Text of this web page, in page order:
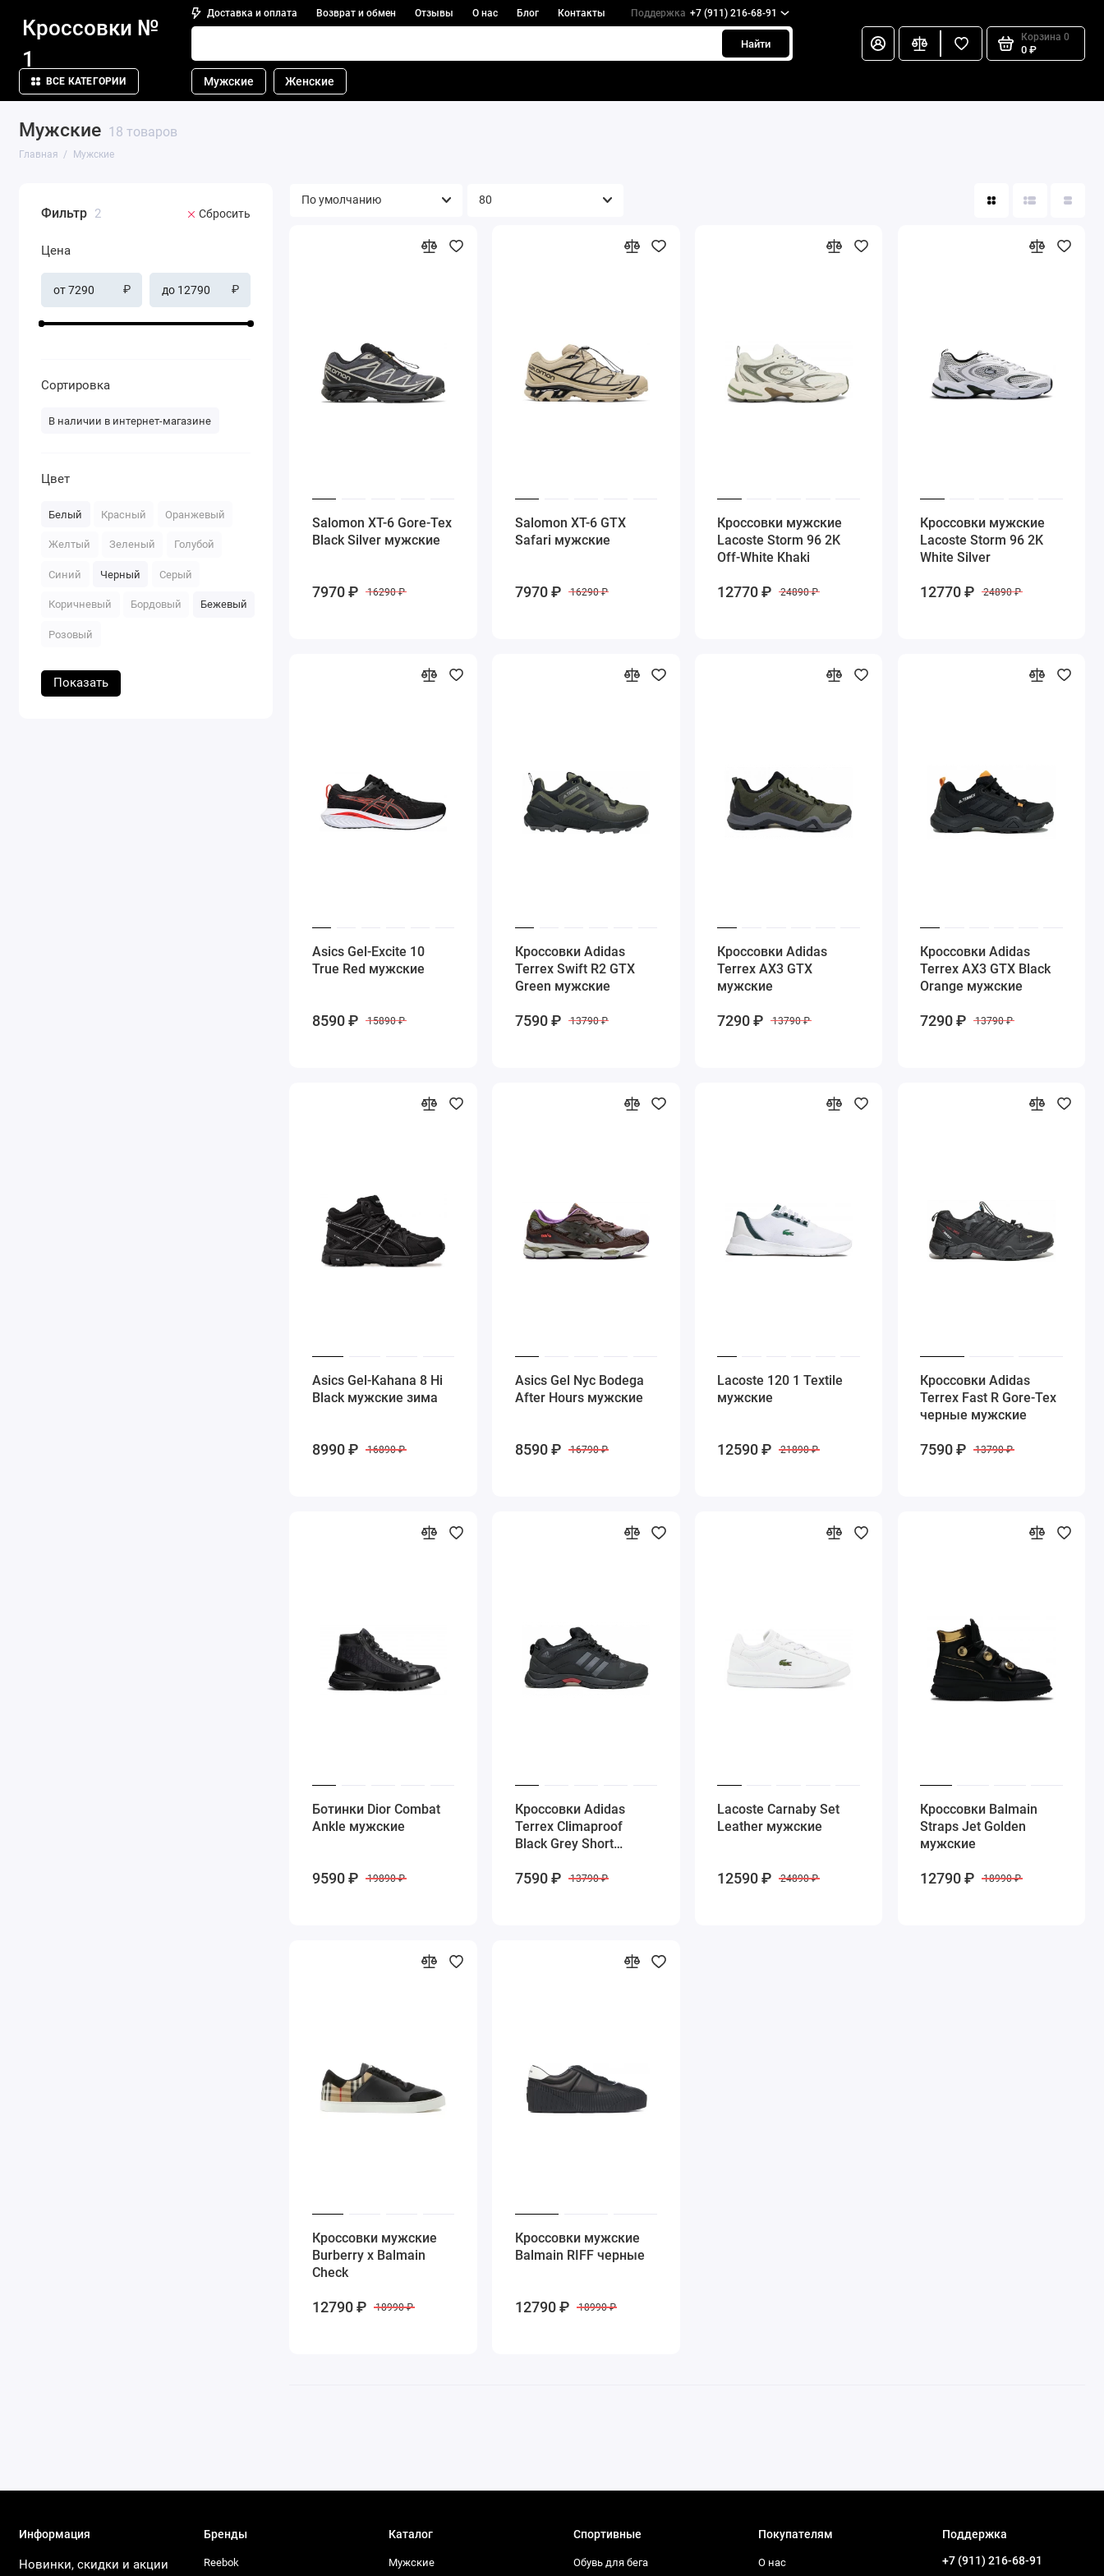
Доставка и оплата Возврат и обмен Отзывы О нас Блог Контакты Поддержка +7 (911) 216-68-91
Кроссовки №
1
Найти
Корзина 0
0 ₽
ВСЕ КАТЕГОРИИ Мужские Женские
Мужские 18 товаров
Главная Мужские
Фильтр 2 Сбросить
Цена
₽ ₽
Сортировка
В наличии в интернет-магазине
Цвет
Белый Красный Оранжевый
Желтый Зеленый Голубой
Синий Черный Серый
Коричневый Бордовый Бежевый
Розовый
Показать
Salomon XT-6 Gore-Tex
Black Silver мужские
7970 ₽ 16290 ₽
Salomon XT-6 GTX
Safari мужские
7970 ₽ 16290 ₽
Кроссовки мужские
Lacoste Storm 96 2K
Off-White Khaki
12770 ₽ 24890 ₽
Кроссовки мужские
Lacoste Storm 96 2K
White Silver
12770 ₽ 24890 ₽
Asics Gel-Excite 10
True Red мужские
8590 ₽ 15890 ₽
Кроссовки Adidas
Terrex Swift R2 GTX
Green мужские
7590 ₽ 13790 ₽
Кроссовки Adidas
Terrex AX3 GTX
мужские
7290 ₽ 13790 ₽
Кроссовки Adidas
Terrex AX3 GTX Black
Orange мужские
7290 ₽ 13790 ₽
Asics Gel-Kahana 8 Hi
Black мужские зима
8990 ₽ 16890 ₽
Asics Gel Nyc Bodega
After Hours мужские
8590 ₽ 16790 ₽
Lacoste 120 1 Textile
мужские
12590 ₽ 21890 ₽
Кроссовки Adidas
Terrex Fast R Gore-Tex
черные мужские
7590 ₽ 13790 ₽
Ботинки Dior Combat
Ankle мужские
9590 ₽ 19890 ₽
Кроссовки Adidas
Terrex Climaproof
Black Grey Short
7590 ₽ 13790 ₽
Lacoste Carnaby Set
Leather мужские
12590 ₽ 24890 ₽
Кроссовки Balmain
Straps Jet Golden
мужские
12790 ₽ 18990 ₽
Кроссовки мужские
Burberry x Balmain
Check
12790 ₽ 18990 ₽
Кроссовки мужские
Balmain RIFF черные
12790 ₽ 18990 ₽
Информация
Новинки, скидки и акции
Бренды
Reebok
Каталог
Мужские
Спортивные
Обувь для бега
Покупателям
О нас
Поддержка
+7 (911) 216-68-91